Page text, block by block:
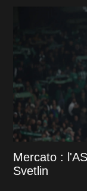
Mercato :
Svetlin